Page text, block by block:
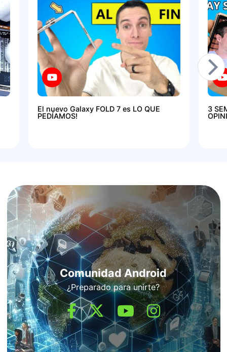
El nuevo Galaxy FOLD 7 es LO QUE
PEDÍAMOS!
3
Comunidad Android
¿Preparado para unirte?